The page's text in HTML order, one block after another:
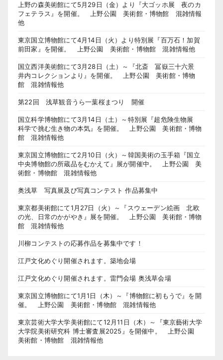
上野の森美術館にて5月29日（金）より『大ゴッホ展 夜のカ
フェテラス』を開催。 上野公園 美術館・博物館 混雑情報
他
東京国立博物館にて4月14日（火）より特別展『百万石！加賀
前田家』を開催。 上野公園 美術館・博物館 混雑情報他
国立西洋美術館にて3月28日（土）～『北斎 冨嶽三十六景
井内コレクションより』を開催。 上野公園 美術館・博物
館 混雑情報他
第22回 浅草観音うら一葉桜まつり 開催
国立科学博物館にて3月14日（土）～特別展『超危険生物展
科学で挑む生き物の本気』を開催。 上野公園 美術館・博物
館 混雑情報他
東京国立博物館にて2月10日（火）～韓国美術の玉手箱『国立
中央博物館の所蔵品をむかえて』展が開催中。 上野公園 美
術館・博物館 混雑情報他
奥浅草 写真展及び写真コンテスト 作品募集中
東京都美術館にて1月27日（火）～『スウェーデン絵画 北欧
の光、日常のかがやき』展を開催。 上野公園 美術館・博物
館 混雑情報他
川柳コンテストの応募作品を募集中です！
江戸文化めぐり開催されます。築地会場
江戸文化めぐり開催されます。雷門会場 奥浅草会場
東京国立博物館にて1月1日（木）～『博物館に初もうで』を開
催。 上野公園 美術館・博物館 混雑情報他
東京芸術大学大学美術館にて12月11日（木）～『東京藝術大学
大学院美術研究科 博士審査展2025』を開催中。 上野公園
美術館・博物館 混雑情報他